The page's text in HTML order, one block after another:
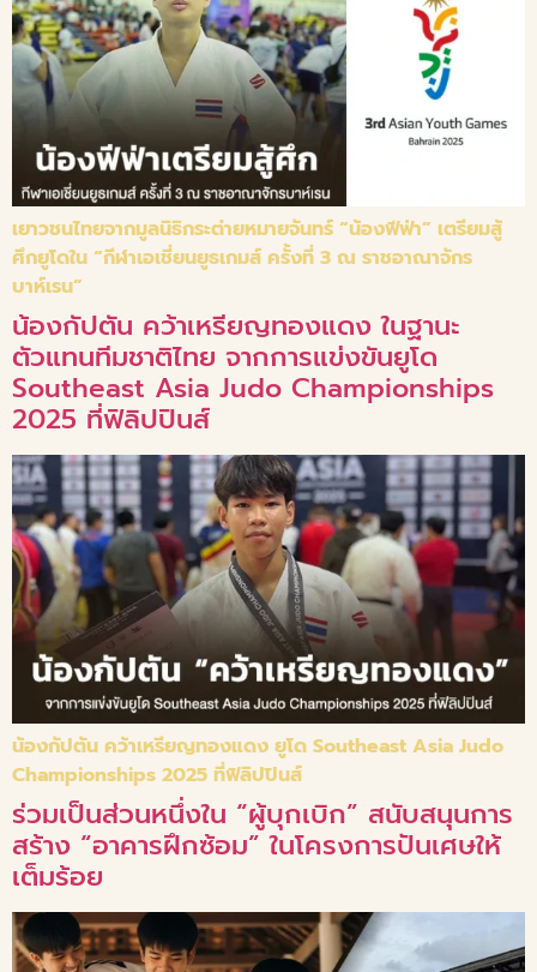
เยาวชนไทยจากมูลนิธิกระต่ายหมายจันทร์ “น้องฟีฟ่า” เตรียมสู้
ศึกยูโดใน “กีฬาเอเชี่ยนยูธเกมส์ ครั้งที่ 3 ณ ราชอาณาจักร
บาห์เรน”
น้องกัปตัน คว้าเหรียญทองแดง ในฐานะ
ตัวแทนทีมชาติไทย จากการแข่งขันยูโด
Southeast Asia Judo Championships
2025 ที่ฟิลิปปินส์
น้องกัปตัน คว้าเหรียญทองแดง ยูโด Southeast Asia Judo
Championships 2025 ที่ฟิลิปปินส์
ร่วมเป็นส่วนหนึ่งใน “ผู้บุกเบิก” สนับสนุนการ
สร้าง “อาคารฝึกซ้อม” ในโครงการปันเศษให้
เต็มร้อย